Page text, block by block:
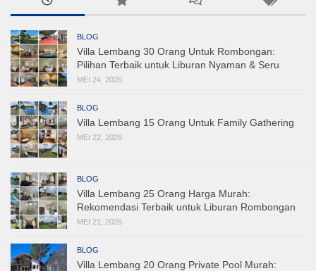
BLOG
Villa Lembang 30 Orang Untuk Rombongan:
Pilihan Terbaik untuk Liburan Nyaman & Seru
MEI 24, 2026
BLOG
Villa Lembang 15 Orang Untuk Family Gathering
MEI 22, 2026
BLOG
Villa Lembang 25 Orang Harga Murah:
Rekomendasi Terbaik untuk Liburan Rombongan
MEI 21, 2026
BLOG
Villa Lembang 20 Orang Private Pool Murah: